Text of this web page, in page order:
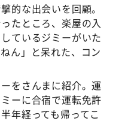
的な出会いを回顧。
たところ、楽屋の入
ているジミーがいた
ん」と呆れた、コン
をさんまに紹介。運
ーに合宿で運転免許
年経っても帰ってこ